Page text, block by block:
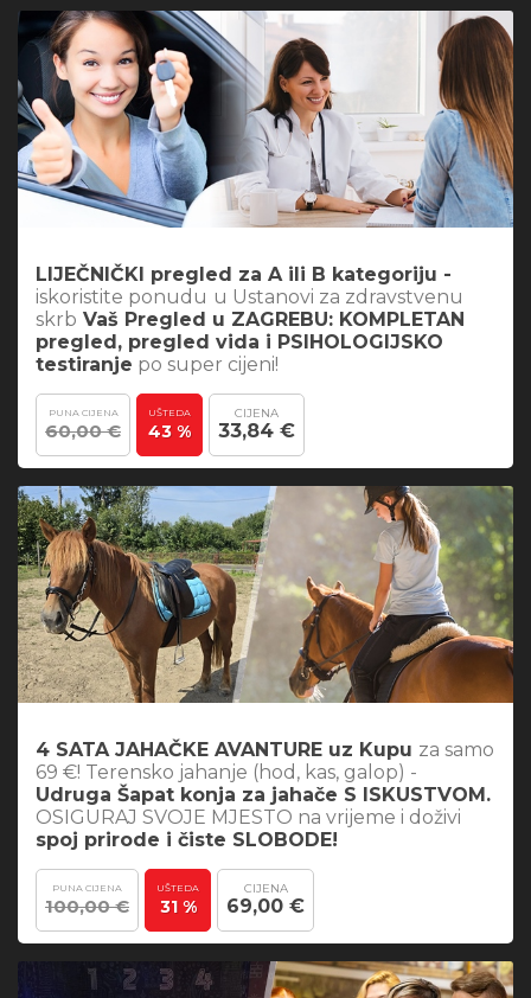
LIJEČNIČKI pregled za A ili B kategoriju -
iskoristite ponudu u Ustanovi za zdravstvenu
skrb Vaš Pregled u ZAGREBU: KOMPLETAN
pregled, pregled vida i PSIHOLOGIJSKO
testiranje po super cijeni!
PUNA CIJENA
60,00 €
UŠTEDA
43 %
CIJENA
33,84 €
4 SATA JAHAČKE AVANTURE uz Kupu za samo
69 €! Terensko jahanje (hod, kas, galop) -
Udruga Šapat konja za jahače S ISKUSTVOM.
OSIGURAJ SVOJE MJESTO na vrijeme i doživi
spoj prirode i čiste SLOBODE!
PUNA CIJENA
100,00 €
UŠTEDA
31 %
CIJENA
69,00 €